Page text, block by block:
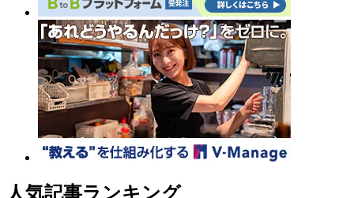
人気記事ランキング